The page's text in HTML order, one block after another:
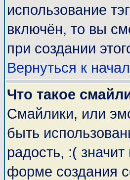
использование
включён, то вы
при создании
Вернуться к
Что такое
Смайлики, или
быть
радость, :(
форме создания